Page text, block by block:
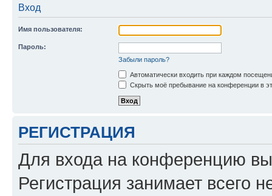
Вход
Имя пользователя:
Пароль:
Забыли пароль?
Автоматически входить при каждом
Скрыть моё пребывание на конференции в
РЕГИСТРАЦИЯ
Для входа на конференцию
Регистрация занимает всего